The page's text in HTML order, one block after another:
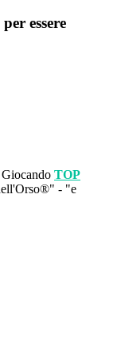
essere
TOP
- "e